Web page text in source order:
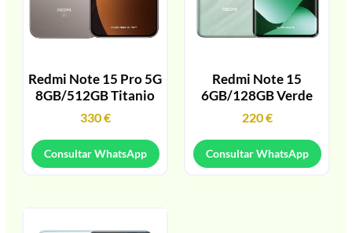
Redmi Note 15 Pro 5G
8GB/512GB Titanio
330€
Consultar WhatsApp
Redmi Note 15
6GB/128GB Verde
220€
Consultar WhatsApp